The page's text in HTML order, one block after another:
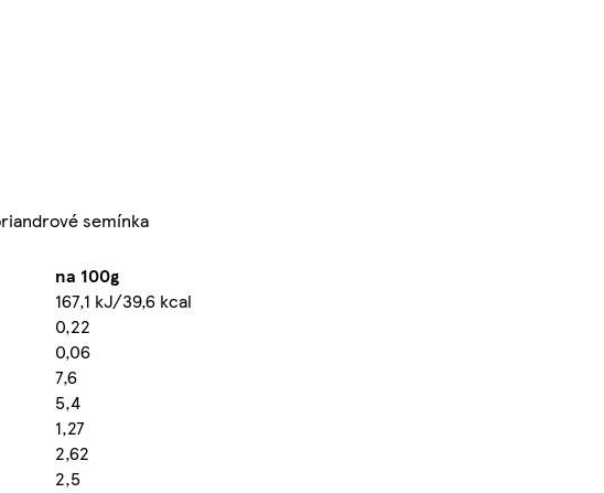
semínka
na 100g
167,1 kJ/39,6 kcal
0,22
0,06
7,6
5,4
1,27
2,62
2,5